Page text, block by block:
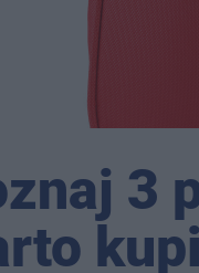
3